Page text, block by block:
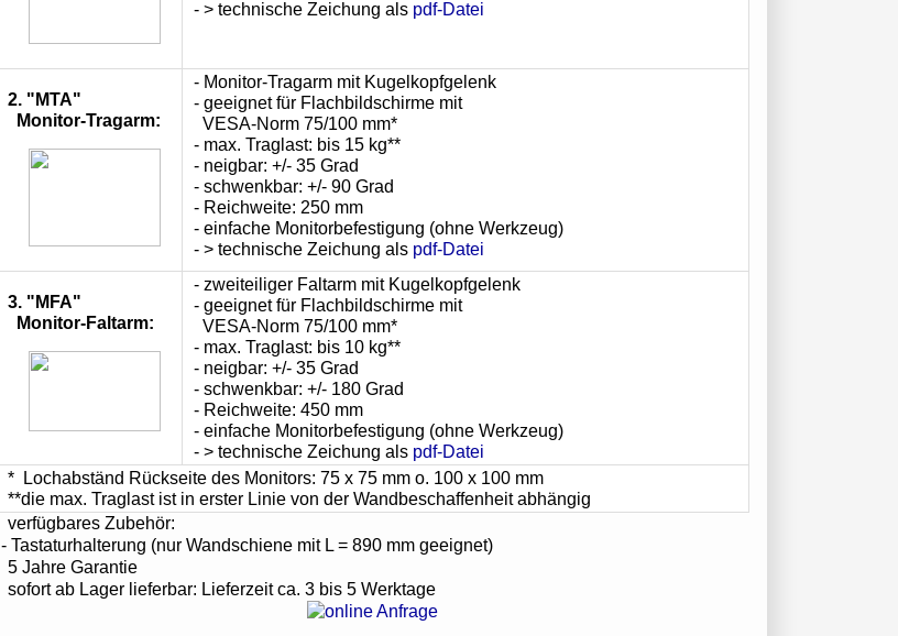
- > technische Zeichung als pdf-Datei
2. "MTA"
Monitor-Tragarm:
- Monitor-Tragarm mit Kugelkopfgelenk
- geeignet für Flachbildschirme mit
VESA-Norm 75/100 mm*
- max. Traglast: bis 15 kg**
- neigbar: +/- 35 Grad
- schwenkbar: +/- 90 Grad
- Reichweite: 250 mm
- einfache Monitorbefestigung (ohne Werkzeug)
- > technische Zeichung als pdf-Datei
3. "MFA"
Monitor-Faltarm:
- zweiteiliger Faltarm mit Kugelkopfgelenk
- geeignet für Flachbildschirme mit
VESA-Norm 75/100 mm*
- max. Traglast: bis 10 kg**
- neigbar: +/- 35 Grad
- schwenkbar: +/- 180 Grad
- Reichweite: 450 mm
- einfache Monitorbefestigung (ohne Werkzeug)
- > technische Zeichung als pdf-Datei
* Lochabständ Rückseite des Monitors: 75 x 75 mm o. 100 x 100 mm
**die max. Traglast ist in erster Linie von der Wandbeschaffenheit abhängig
verfügbares Zubehör:
- Tastaturhalterung (nur Wandschiene mit L = 890 mm geeignet)
5 Jahre Garantie
sofort ab Lager lieferbar: Lieferzeit ca. 3 bis 5 Werktage